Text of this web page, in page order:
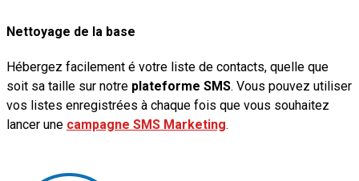
Nettoyage de la base
Hébergez facilement é votre liste de contacts, quelle que
soit sa taille sur notre plateforme SMS. Vous pouvez utiliser
vos listes enregistrées à chaque fois que vous souhaitez
lancer une campagne SMS Marketing.